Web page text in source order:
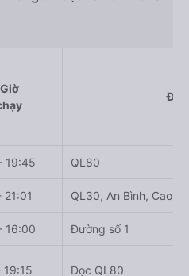
Giờ
19:45 QL80
21:01 QL30, An Bình, Cao
16:00 Đường số 1
19:15 Dọc QL80